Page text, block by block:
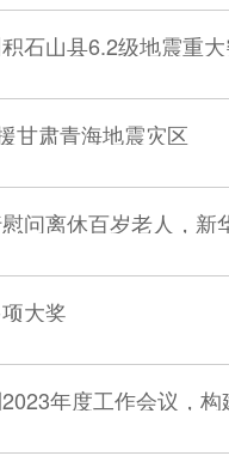
石山县6.2级地震重
甘肃青海地震灾区
大奖
年度工作会议，构